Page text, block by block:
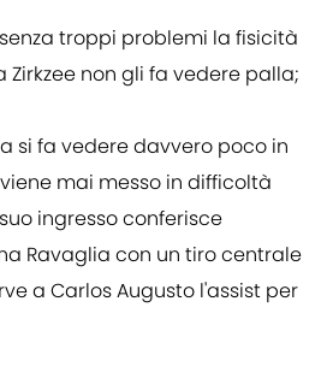
troppi problemi la fisicità
Zirkzee non gli fa vedere palla;
si fa vedere davvero poco in
mai messo in difficoltà
ingresso conferisce
Ravaglia con un tiro centrale
a Carlos Augusto l'assist per